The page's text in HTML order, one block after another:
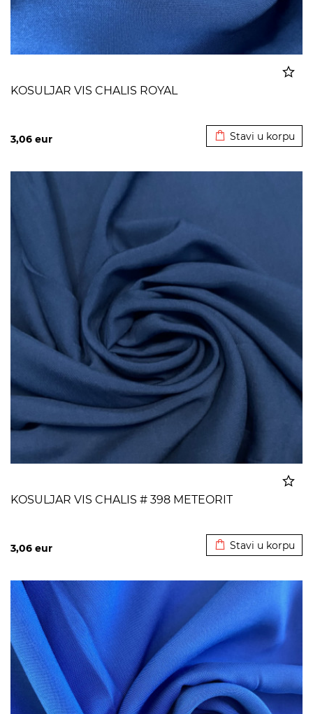
KOSULJAR VIS CHALIS ROYAL
3,06 eur Stavi u korpu
KOSULJAR VIS CHALIS # 398 METEORIT
3,06 eur Stavi u korpu